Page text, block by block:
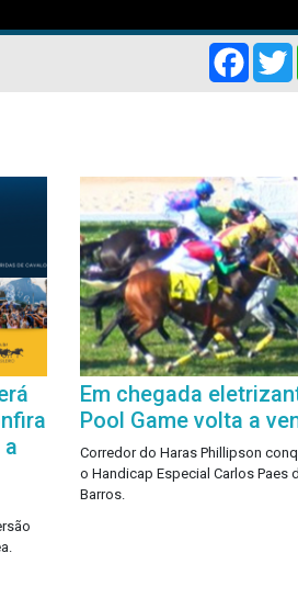
Em chegada
Pool Game volta a
Corredor do Haras Phillipson
o Handicap Especial Carlos Paes
Barros.